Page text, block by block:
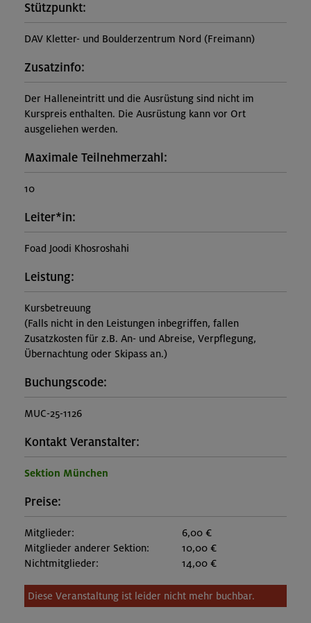
Stützpunkt:
DAV Kletter- und Boulderzentrum Nord (Freimann)
Zusatzinfo:
Der Halleneintritt und die Ausrüstung sind nicht im
Kurspreis enthalten. Die Ausrüstung kann vor Ort
ausgeliehen werden.
Maximale Teilnehmerzahl:
10
Leiter*in:
Foad Joodi Khosroshahi
Leistung:
Kursbetreuung
(Falls nicht in den Leistungen inbegriffen, fallen
Zusatzkosten für z.B. An- und Abreise, Verpflegung,
Übernachtung oder Skipass an.)
Buchungscode:
MUC-25-1126
Kontakt Veranstalter:
Sektion München
Preise:
Mitglieder:
6,00 €
Mitglieder anderer Sektion:
10,00 €
Nichtmitglieder:
14,00 €
Diese Veranstaltung ist leider nicht mehr buchbar.